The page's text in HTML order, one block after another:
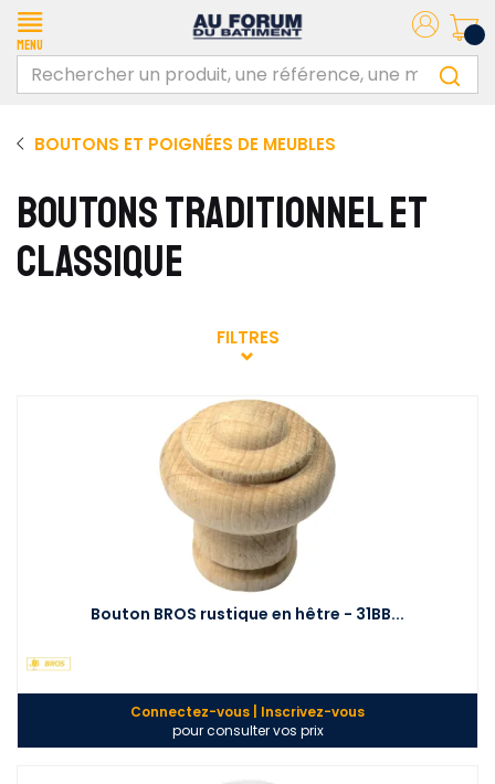
Menu
BOUTONS ET POIGNÉES DE MEUBLES
BOUTONS TRADITIONNEL ET
CLASSIQUE
FILTRES
Bouton BROS rustique en hêtre - 31BB...
Connectez-vous | Inscrivez-vous
pour consulter vos prix